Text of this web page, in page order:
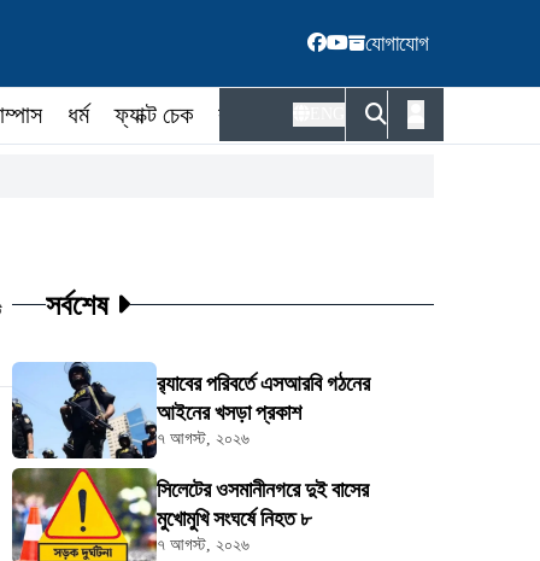
যোগাযোগ
ধর্ম ফ্যাক্ট চেক কর্মকর্তা
সর্বশেষ
র‍্যাবের পরিবর্তে এসআরবি গঠনের
আইনের খসড়া প্রকাশ
৭ আগস্ট, ২০২৬
সিলেটের ওসমানীনগরে দুই বাসের
মুখোমুখি সংঘর্ষে নিহত ৮
৭ আগস্ট, ২০২৬